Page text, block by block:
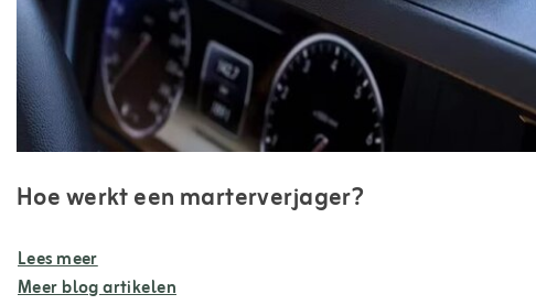
Hoe werkt een marterverjager?
Lees meer
Meer blog artikelen